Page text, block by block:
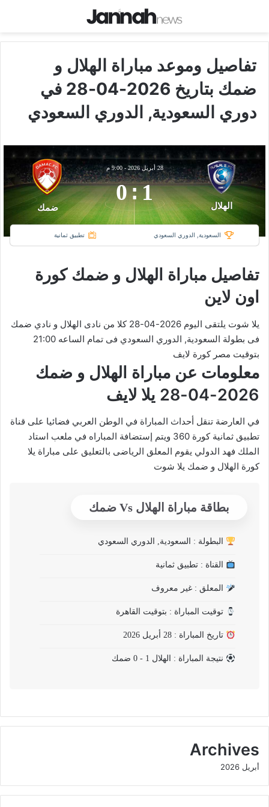
تفاصيل وموعد مباراة الهلال و
ضمك بتاريخ 2026-04-28 في
دوري السعودية, الدوري السعودي
الهلال
28 أبريل 2026 -9:00 م
1
:
0
ضمك
السعودية, الدوري السعودي تطبيق ثمانية
تفاصيل مباراة الهلال و ضمك كورة
اون لاين
يلا شوت يلتقى اليوم 2026-04-28 كلا من نادى الهلال و نادي ضمك
فى بطولة السعودية, الدوري السعودي فى تمام الساعه 21:00
بتوقيت مصر كورة لايف
معلومات عن مباراة الهلال و ضمك
2026-04-28 يلا لايف
في العارضة تنقل أحداث المباراة في الوطن العربي فضائيا على قناة
تطبيق ثمانية كورة 360 ويتم إستضافة المباراه في ملعب استاد
الملك فهد الدولي يقوم المعلق الرياضى بالتعليق على مباراة يلا
كورة الهلال و ضمك يلا شوت
بطاقة مباراة الهلال Vs ضمك
البطولة : السعودية, الدوري السعودي
القناة : تطبيق ثمانية
المعلق : غير معروف
توقيت المباراة : بتوقيت القاهرة
تاريخ المباراة : 28 أبريل 2026
نتيجة المباراة : الهلال 1 - 0 ضمك
Archives
أبريل 2026